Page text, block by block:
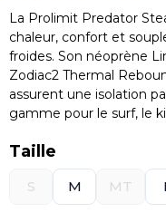
La Prolimit Predator
chaleur, confort et
froides. Son néoprène
Zodiac2 Thermal
assurent une isolation
gamme pour le surf, le
Taille
S M MT